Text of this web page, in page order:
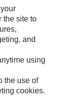
the site to
and
using
the use of
cookies.